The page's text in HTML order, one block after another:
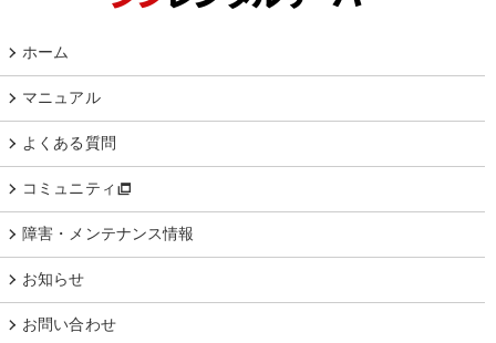
ホーム
マニュアル
よくある質問
コミュニティ
障害・メンテナンス情報
お知らせ
お問い合わせ